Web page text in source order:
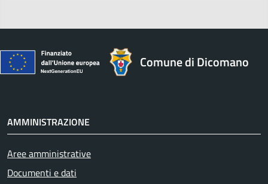
Comune di Dicomano
AMMINISTRAZIONE
Aree amministrative
Documenti e dati